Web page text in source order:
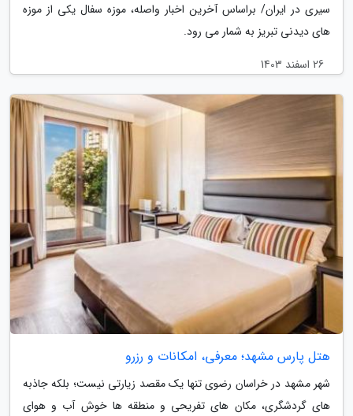
سیری در ایران/ براساس آخرین اخبار واصله، موزه سفال یکی از موزه
های دیدنی تبریز به شمار می رود.
26 اسفند 1403
هتل پارس مشهد؛ معرفی، امکانات و رزرو
شهر مشهد در خراسان رضوی تنها یک مقصد زیارتی نیست؛ بلکه جاذبه
های گردشگری، مکان های تفریحی و منطقه ها خوش آب و هوای